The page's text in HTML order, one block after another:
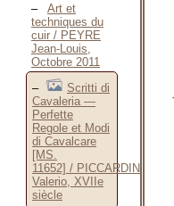
Art et
techniques du
cuir / PEYRE
Jean-Louis,
Octobre 2011
Scritti di
Cavaleria —
Perfette
Regole et Modi
di Cavalcare
[MS.
11652] / PICCARDINI
Valerio, XVIIe
siècle